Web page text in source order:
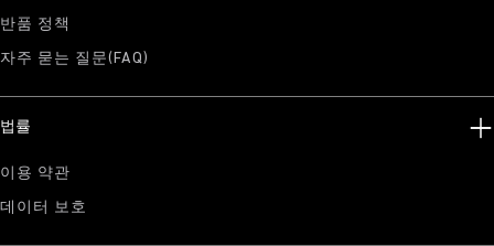
반품 정책
자주 묻는 질문(FAQ)
법률
이용 약관
데이터 보호